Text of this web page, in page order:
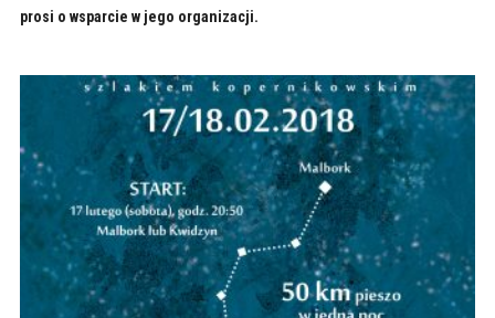
prosi o wsparcie w jego organizacji.